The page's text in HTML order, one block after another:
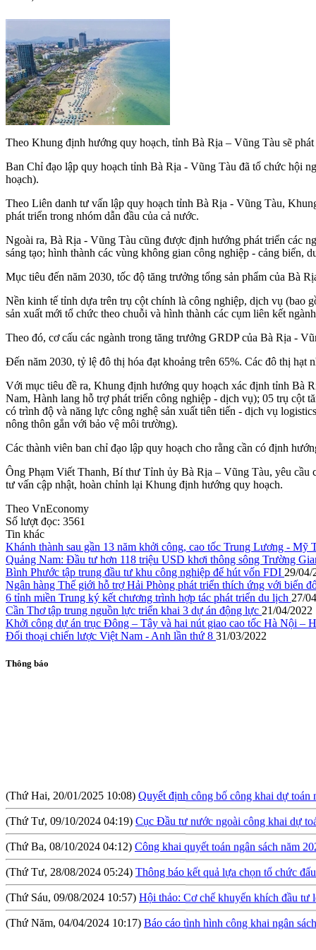
Theo Khung định hướng quy hoạch, tỉnh Bà Rịa – Vũng Tàu sẽ
Ban Chỉ đạo lập quy hoạch tỉnh Bà Rịa - Vũng Tàu đã tổ chức hội
hoạch).
Theo Liên danh tư vấn lập quy hoạch tỉnh Bà Rịa - Vũng Tàu,
phát triển trong nhóm dẫn đầu của cả nước.
Ngoài ra, Bà Rịa - Vũng Tàu cũng được định hướng phát triển các
sáng tạo; hình thành các vùng không gian công nghiệp - cảng biển,
Mục tiêu đến năm 2030, tốc độ tăng trưởng tổng sản phẩm của Bà
Nền kinh tế tỉnh dựa trên trụ cột chính là công nghiệp, dịch vụ (bao
sản xuất mới tổ chức theo chuỗi và hình thành các cụm liên kết
Theo đó, cơ cấu các ngành trong tăng trưởng GRDP của Bà Rịa -
Đến năm 2030, tỷ lệ đô thị hóa đạt khoảng trên 65%. Các đô thị hạt
Với mục tiêu đề ra, Khung định hướng quy hoạch xác định tỉnh Bà
Nam, Hành lang hỗ trợ phát triển công nghiệp - dịch vụ); 05 trụ cột
có trình độ và năng lực công nghệ sản xuất tiên tiến - dịch vụ
nông thôn gắn với bảo vệ môi trường).
Các thành viên ban chỉ đạo lập quy hoạch cho rằng cần có định
Ông Phạm Viết Thanh, Bí thư Tỉnh ủy Bà Rịa – Vũng Tàu, yêu cầu
tư vấn cập nhật, hoàn chỉnh lại Khung định hướng quy hoạch.
Theo VnEconomy
Số lượt đọc: 3561
Tin khác
Khánh thành sau gần 13 năm khởi công, cao tốc Trung Lương - Mỹ
Quảng Nam: Đầu tư hơn 118 triệu USD khơi thông sông Trường
Bình Phước tập trung đầu tư khu công nghiệp để hút vốn FDI 29/04/
Ngân hàng Thế giới hỗ trợ Hải Phòng phát triển thích ứng với biến
6 tỉnh miền Trung ký kết chương trình hợp tác phát triển du lịch 27/
Cần Thơ tập trung nguồn lực triển khai 3 dự án động lực 21/04/2022
Khởi công dự án trục Đông – Tây và hai nút giao cao tốc Hà Nội –
Đối thoại chiến lược Việt Nam - Anh lần thứ 8 31/03/2022
Thông báo
(Thứ Tư, 09/10/2024 04:19) Cục Đầu tư nước ngoài công khai dự
(Thứ Ba, 08/10/2024 04:12) Công khai quyết toán ngân sách năm
(Thứ Tư, 28/08/2024 05:24)Thông báo kết quả lựa chọn tổ chức
(Thứ Sáu, 09/08/2024 10:57)Hội thảo: Cơ chế khuyến khích đầu tư
(Thứ Năm, 04/04/2024 10:17)Báo cáo tình hình công khai ngân
(Thứ Tư, 31/01/2024 09:04)Lấy ý kiến đối với Dự thảo Nghị định